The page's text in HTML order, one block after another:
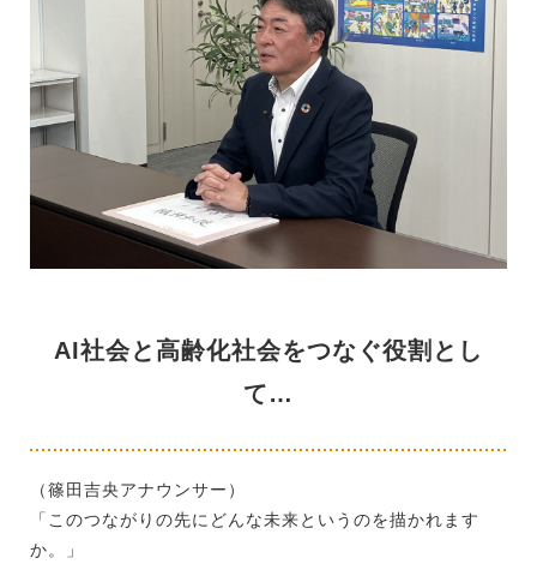
AI社会と高齢化社会をつなぐ役割とし
て…
（篠田吉央アナウンサー）
「このつながりの先にどんな未来というのを描かれます
か。」